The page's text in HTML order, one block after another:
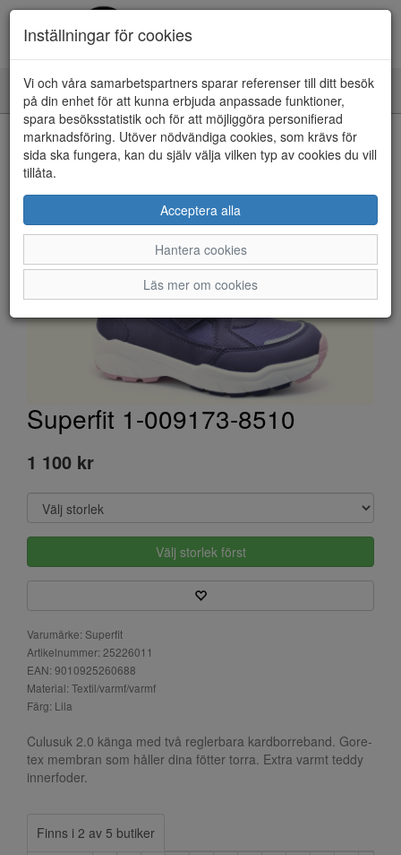
Toggle
navigation
HEM
Superfit 1-009173-8510
1 100 kr
Välj storlek först
Varumärke: Superfit
Artikelnummer: 25226011
EAN: 9010925260688
Material: Textil/varmf/varmf
Färg: Lila
Culusuk 2.0 känga med två reglerbara kardborreband. Gore-
tex membran som håller dina fötter torra. Extra varmt teddy
innerfoder.
Finns i 2 av 5 butiker
Inställningar för cookies
Vi och våra samarbetspartners sparar referenser till ditt besök
på din enhet för att kunna erbjuda anpassade funktioner,
spara besöksstatistik och för att möjliggöra personifierad
marknadsföring. Utöver nödvändiga cookies, som krävs för
sida ska fungera, kan du själv välja vilken typ av cookies du vill
tillåta.
Acceptera alla
Hantera cookies
Läs mer om cookies